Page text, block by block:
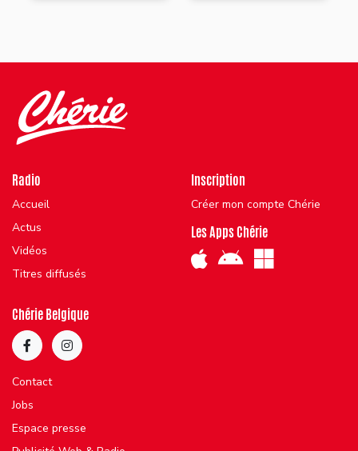
Radio
Accueil
Actus
Vidéos
Titres diffusés
Inscription
Créer mon compte Chérie
Les Apps Chérie
Chérie Belgique
Contact
Jobs
Espace presse